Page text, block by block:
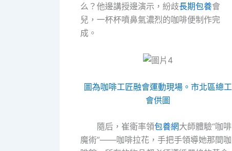
么？他邊講授邊演示，紛歧長期包養會
兒，一杯杯噴鼻氣濃烈的咖啡便制作完
成。
圖為咖啡工匠融會運動現場。市北區總工
會供圖
隨后，崔衛率領包養網大師體驗“咖啡
魔術”——咖啡拉花，手把手領導她那間咖